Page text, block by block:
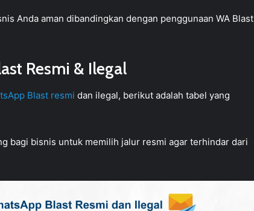
Anda aman dibandingkan dengan penggunaan WA Blast
Resmi & Ilegal
Blast resmi dan ilegal, berikut adalah tabel yang
bagi bisnis untuk memilih jalur resmi agar terhindar dari